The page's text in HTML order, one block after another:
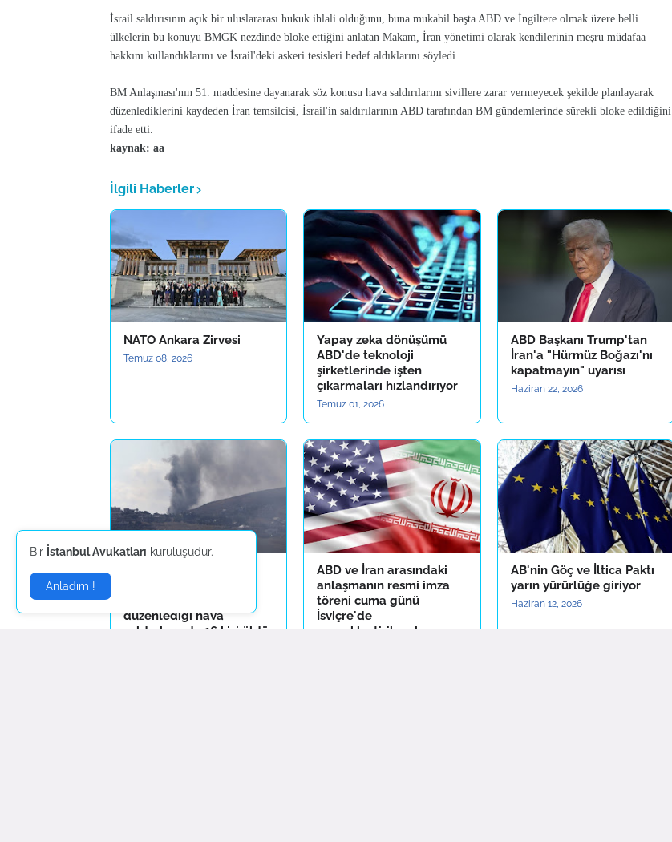
İsrail saldırısının açık bir uluslararası hukuk ihlali olduğunu, buna mukabil başta ABD ve İngiltere olmak üzere belli
ülkelerin bu konuyu BMGK nezdinde bloke ettiğini anlatan Makam, İran yönetimi olarak kendilerinin meşru müdafaa
hakkını kullandıklarını ve İsrail'deki askeri tesisleri hedef aldıklarını söyledi.
BM Anlaşması'nın 51. maddesine dayanarak söz konusu hava saldırılarını sivillere zarar vermeyecek şekilde planlayarak
düzenlediklerini kaydeden İran temsilcisi, İsrail'in saldırılarının ABD tarafından BM gündemlerinde sürekli bloke edildiğini
ifade etti.
kaynak: aa
İlgili Haberler
NATO Ankara Zirvesi
Temuz 08, 2026
Yapay zeka dönüşümü
ABD'de teknoloji
şirketlerinde işten
çıkarmaları hızlandırıyor
Temuz 01, 2026
ABD Başkanı Trump'tan
İran'a "Hürmüz Boğazı'nı
kapatmayın" uyarısı
Haziran 22, 2026
düzenlediği hava
saldırılarında 16 kişi öldü
ABD ve İran arasındaki
anlaşmanın resmi imza
töreni cuma günü
İsviçre'de
gerçekleştirilecek
AB'nin Göç ve İltica Paktı
yarın yürürlüğe giriyor
Haziran 12, 2026
Bir İstanbul Avukatları kuruluşudur.
Anladım !